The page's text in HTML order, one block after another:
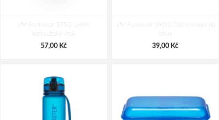
VM Footwear 3750 Leštící
karnaubský vosk
57,00 Kč
VM Footwear 3900 Čistící houba na
obuv
39,00 Kč